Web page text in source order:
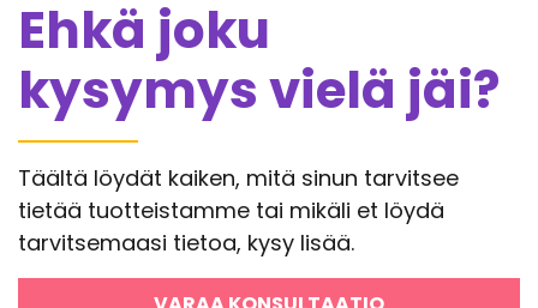
Ehkä joku
kysymys vielä jäi?
Täältä löydät kaiken, mitä sinun tarvitsee
tietää tuotteistamme tai mikäli et löydä
tarvitsemaasi tietoa, kysy lisää.